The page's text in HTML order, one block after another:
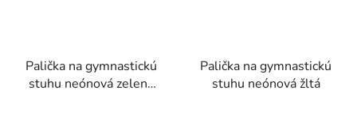
Palička na gymnastickú
stuhu neónová zelená
Palička na gymnastickú
stuhu neónová žltá